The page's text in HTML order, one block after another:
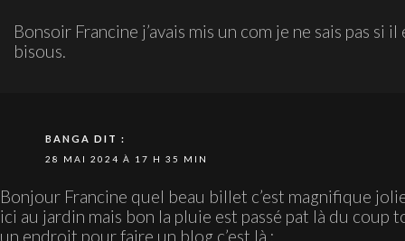
Bonsoir Francine j’avais mis un com je ne sais pas si
bisous.
BANGA DIT :
28 MAI 2024 À 17 H 35 MIN
Bonjour Francine quel beau billet c’est magnifique
ici au jardin mais bon la pluie est passé pat là du coup
un endroit pour faire un blog c’est là :